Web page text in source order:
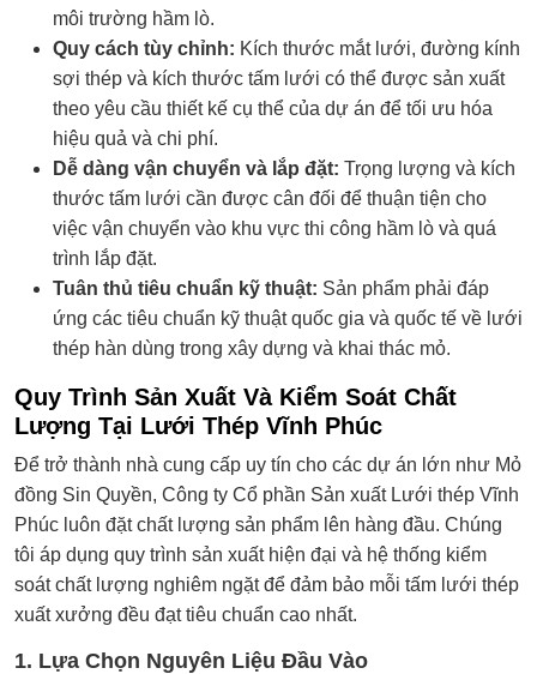
môi trường hầm lò.
Quy cách tùy chỉnh: Kích thước mắt lưới, đường kính
sợi thép và kích thước tấm lưới có thể được sản xuất
theo yêu cầu thiết kế cụ thể của dự án để tối ưu hóa
hiệu quả và chi phí.
Dễ dàng vận chuyển và lắp đặt: Trọng lượng và kích
thước tấm lưới cần được cân đối để thuận tiện cho
việc vận chuyển vào khu vực thi công hầm lò và quá
trình lắp đặt.
Tuân thủ tiêu chuẩn kỹ thuật: Sản phẩm phải đáp
ứng các tiêu chuẩn kỹ thuật quốc gia và quốc tế về lưới
thép hàn dùng trong xây dựng và khai thác mỏ.
Quy Trình Sản Xuất Và Kiểm Soát Chất
Lượng Tại Lưới Thép Vĩnh Phúc
Để trở thành nhà cung cấp uy tín cho các dự án lớn như Mỏ
đồng Sin Quyền, Công ty Cổ phần Sản xuất Lưới thép Vĩnh
Phúc luôn đặt chất lượng sản phẩm lên hàng đầu. Chúng
tôi áp dụng quy trình sản xuất hiện đại và hệ thống kiểm
soát chất lượng nghiêm ngặt để đảm bảo mỗi tấm lưới thép
xuất xưởng đều đạt tiêu chuẩn cao nhất.
1. Lựa Chọn Nguyên Liệu Đầu Vào